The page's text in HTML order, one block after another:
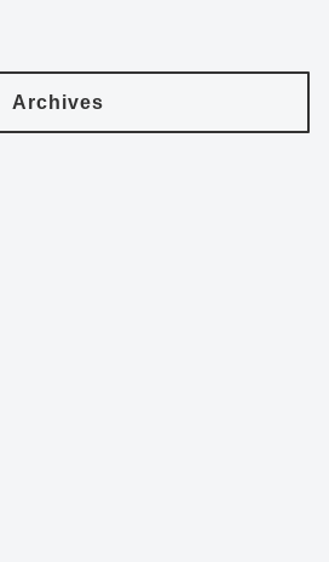
Archives